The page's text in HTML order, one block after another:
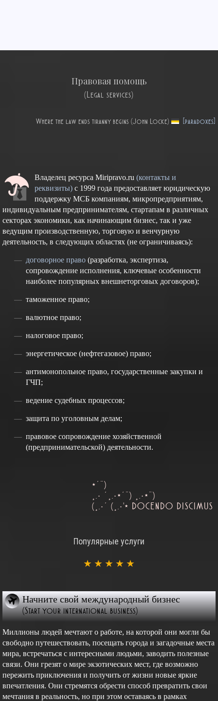
Правовая помощь
(Legal services)
Where the law ends tiranny begins (John Locke) [paradoxes]
Владелец ресурса Miripravo.ru (контакты и
реквизиты)с 1999 года предоставляет юридическую
поддержку МСБ компаниям, микропредприятиям,
индивидуальным предпринимателям, стартапам в различных
секторах экономики, как начинающим бизнес, так и уже
ведущим производственную, торговую и венчурную
деятельность, в следующих областях (не ограничиваясь):
договорное право (разработка, экспертиза,
сопровождение исполнения, ключевые особенности
наиболее популярных внешнеторговых договоров);
таможенное право;
валютное право;
налоговое право;
энергетическое (нефтегазовое) право;
антимонопольное право, государственные закупки и
ГЧП;
ведение судебных процессов;
защита по уголовным делам;
правовое сопровождение хозяйственной
(предпринимательской) деятельности.
*´¨)
¸.• ´¸.•*´¨) ¸.•*¨)
(¸.•´ (¸.•'* DOCENDO DISCIMUS
Популярные услуги
★
★
★
★
★
Начните свой международный бизнес
(Start your international business)
Миллионы людей мечтают о работе, на которой они могли бы
свободно путешествовать, посещать города и загадочные места
мира, встречаться с интересными людьми, заводить полезные
связи. Они грезят о мире экзотических мест, где возможно
пережить приключения и получить от жизни новые яркие
впечатления. Они стремятся обрести способ превратить свои
мечтания в реальность, но при этом оставаясь в рамках